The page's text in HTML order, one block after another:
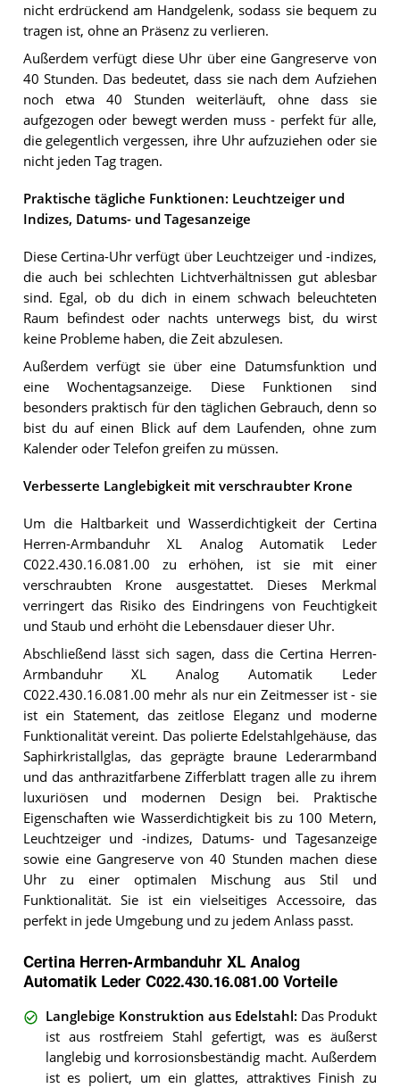
nicht erdrückend am Handgelenk, sodass sie bequem zu
tragen ist, ohne an Präsenz zu verlieren.
Außerdem verfügt diese Uhr über eine Gangreserve von
40 Stunden. Das bedeutet, dass sie nach dem Aufziehen
noch etwa 40 Stunden weiterläuft, ohne dass sie
aufgezogen oder bewegt werden muss - perfekt für alle,
die gelegentlich vergessen, ihre Uhr aufzuziehen oder sie
nicht jeden Tag tragen.
Praktische tägliche Funktionen: Leuchtzeiger und
Indizes, Datums- und Tagesanzeige
Diese Certina-Uhr verfügt über Leuchtzeiger und -indizes,
die auch bei schlechten Lichtverhältnissen gut ablesbar
sind. Egal, ob du dich in einem schwach beleuchteten
Raum befindest oder nachts unterwegs bist, du wirst
keine Probleme haben, die Zeit abzulesen.
Außerdem verfügt sie über eine Datumsfunktion und
eine Wochentagsanzeige. Diese Funktionen sind
besonders praktisch für den täglichen Gebrauch, denn so
bist du auf einen Blick auf dem Laufenden, ohne zum
Kalender oder Telefon greifen zu müssen.
Verbesserte Langlebigkeit mit verschraubter Krone
Um die Haltbarkeit und Wasserdichtigkeit der Certina
Herren-Armbanduhr XL Analog Automatik Leder
C022.430.16.081.00 zu erhöhen, ist sie mit einer
verschraubten Krone ausgestattet. Dieses Merkmal
verringert das Risiko des Eindringens von Feuchtigkeit
und Staub und erhöht die Lebensdauer dieser Uhr.
Abschließend lässt sich sagen, dass die Certina Herren-
Armbanduhr XL Analog Automatik Leder
C022.430.16.081.00 mehr als nur ein Zeitmesser ist - sie
ist ein Statement, das zeitlose Eleganz und moderne
Funktionalität vereint. Das polierte Edelstahlgehäuse, das
Saphirkristallglas, das geprägte braune Lederarmband
und das anthrazitfarbene Zifferblatt tragen alle zu ihrem
luxuriösen und modernen Design bei. Praktische
Eigenschaften wie Wasserdichtigkeit bis zu 100 Metern,
Leuchtzeiger und -indizes, Datums- und Tagesanzeige
sowie eine Gangreserve von 40 Stunden machen diese
Uhr zu einer optimalen Mischung aus Stil und
Funktionalität. Sie ist ein vielseitiges Accessoire, das
perfekt in jede Umgebung und zu jedem Anlass passt.
Certina Herren-Armbanduhr XL Analog
Automatik Leder C022.430.16.081.00 Vorteile
Langlebige Konstruktion aus Edelstahl : Das Produkt
ist aus rostfreiem Stahl gefertigt, was es äußerst
langlebig und korrosionsbeständig macht. Außerdem
ist es poliert, um ein glattes, attraktives Finish zu